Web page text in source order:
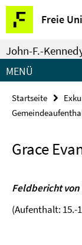
Springe
direkt
zu
Inhalt
Freie
Service-
Navigation
John-F.-
MENÜ
Startseite
Grace
Feldbericht
(Aufenthalt: 15.-